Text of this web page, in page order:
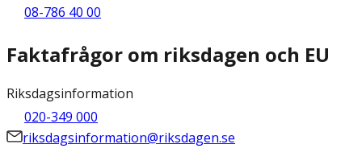
08-786 40 00
Faktafrågor om riksdagen och EU
Riksdagsinformation
020-349 000
riksdagsinformation@riksdagen.se